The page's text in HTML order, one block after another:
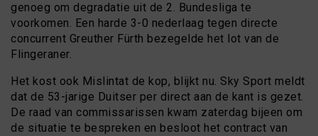
genoeg om degradatie uit de 2. Bundesliga te
voorkomen. Een harde 3-0 nederlaag tegen directe
concurrent Greuther Fürth bezegelde het lot van de
Flingeraner.
Het kost ook Mislintat de kop, blijkt nu. Sky Sport meldt
dat de 53-jarige Duitser per direct aan de kant is gezet.
De raad van commissarissen kwam zaterdag bijeen om
de situatie te bespreken en besloot het contract van